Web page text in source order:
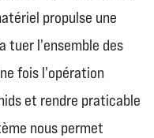
propulse une
tuer l'ensemble des
fois l'opération
et rendre praticable
nous permet